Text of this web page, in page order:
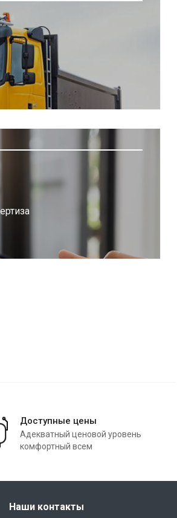
Доступные цены
Адекватный ценовой уровень
комфортный всем
Наши контакты